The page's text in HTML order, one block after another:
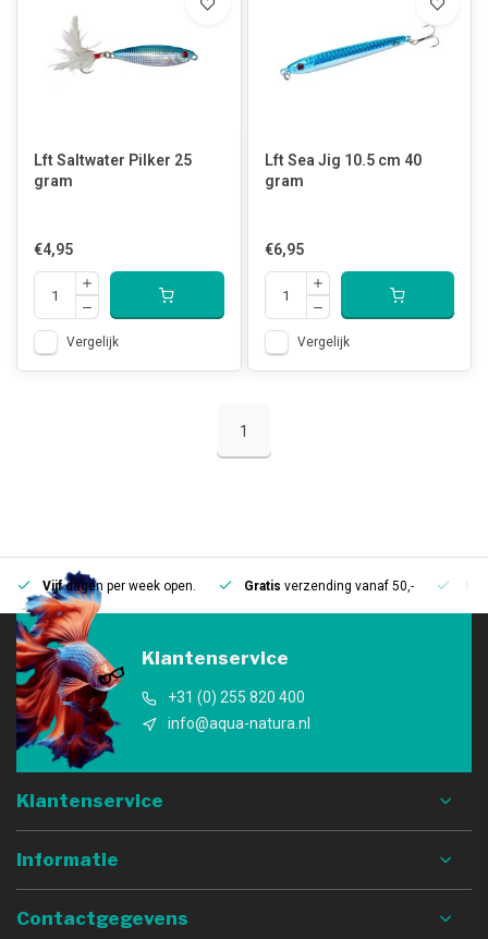
Lft Saltwater Pilker 25
gram
€4,95
Vergelijk
Lft Sea Jig 10.5 cm 40
gram
€6,95
Vergelijk
1
Vijfdagen per week open. Gratis verzending vanaf 50,-
Klantenservice
+31 (0) 255 820 400
info@aqua-natura.nl
Klantenservice
Informatie
Contactgegevens